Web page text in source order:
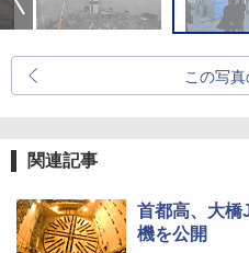
この写
関連記事
首都高、大橋
機を公開